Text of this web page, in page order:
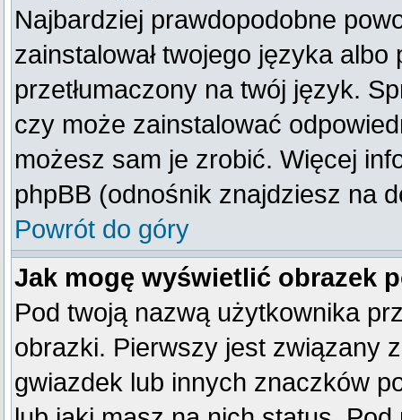
Najbardziej prawdopodobne
zainstalował twojego języka
przetłumaczony na twój język.
czy może zainstalować
możesz sam je zrobić. Więcej
phpBB (odnośnik znajdziesz na
Powrót do góry
Jak mogę wyświetlić obrazek
Pod twoją nazwą użytkownika
obrazki. Pierwszy jest związany
gwiazdek lub innych znaczków